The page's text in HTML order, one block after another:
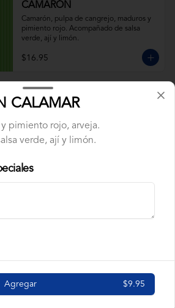
CAMARÓN
Camarón, pulpa de cangrejo, maduros y
pimiento rojo. Acompañado de salsa
verde, ají y limón.
$16.95
ARROZ CON CALAMAR
Acompañado de salsa verde, ají y limón.
$9.95
CALAMAR
pimiento rojo, arveja.
verde, ají y limón.
Agregar $9.95